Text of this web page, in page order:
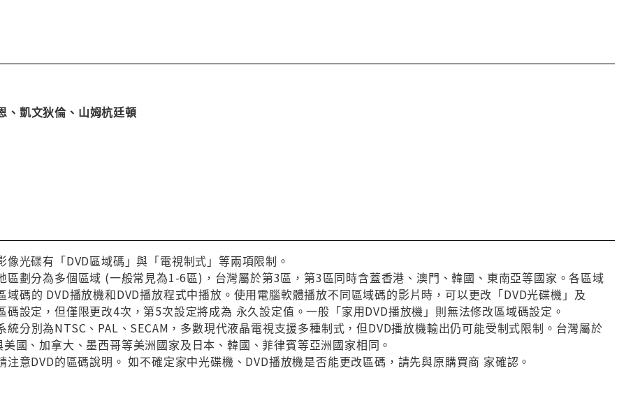
凱文狄倫、山姆杭廷頓
像光碟有「DVD區域碼」與「電視制式」等兩項限制。
區劃分為多個區域 (一般常見為1-6區)，台灣屬於第3區，第3區同時含蓋香港、澳門、韓國、東南亞等國家。各區域
域碼的 DVD播放機和DVD播放程式中播放。使用電腦軟體播放不同區域碼的影片時，可以更改「DVD光碟機」及
碼設定，但僅限更改4次，第5次設定將成為 永久設定值。一般「家用DVD播放機」則無法修改區域碼設定。
統分別為NTSC、PAL、SECAM，多數現代液晶電視支援多種制式，但DVD播放機輸出仍可能受制式限制。台灣屬於
美國、加拿大、墨西哥等美洲國家及日本、韓國、菲律賓等亞洲國家相同。
注意DVD的區碼說明。 如不確定家中光碟機、DVD播放機是否能更改區碼，請先與原購買商 家確認。